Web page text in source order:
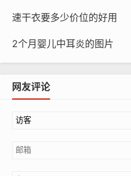
速干衣要多少价位的好用
2个月婴儿中耳炎的图片
网友评论